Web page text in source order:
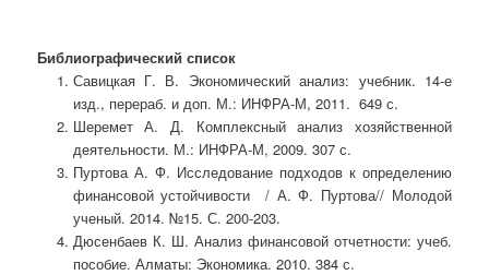
Библиографический список
Савицкая Г. В. Экономический анализ: учебник. 14-е
изд., перераб. и доп. М.: ИНФРА-М, 2011. 649 с.
Шеремет А. Д. Комплексный анализ хозяйственной
деятельности. М.: ИНФРА-М, 2009. 307 с.
Пуртова А. Ф. Исследование подходов к определению
финансовой устойчивости / А. Ф. Пуртова// Молодой
ученый. 2014. №15. С. 200-203.
Дюсенбаев К. Ш. Анализ финансовой отчетности: учеб.
пособие. Алматы: Экономика. 2010. 384 с.